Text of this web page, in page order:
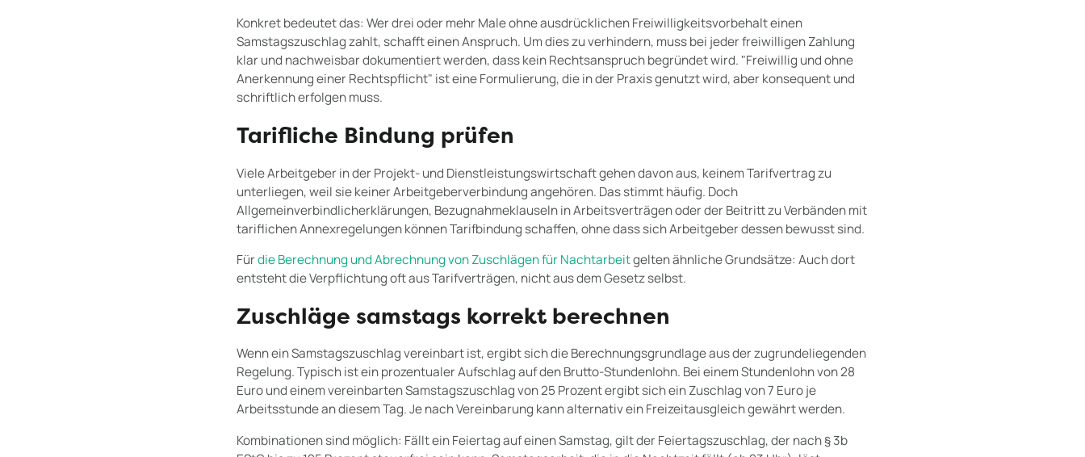
Konkret bedeutet das: Wer drei oder mehr Male ohne ausdrücklichen Freiwilligkeitsvorbehalt einen
Samstagszuschlag zahlt, schafft einen Anspruch. Um dies zu verhindern, muss bei jeder freiwilligen Zahlung
klar und nachweisbar dokumentiert werden, dass kein Rechtsanspruch begründet wird. "Freiwillig und ohne
Anerkennung einer Rechtspflicht" ist eine Formulierung, die in der Praxis genutzt wird, aber konsequent und
schriftlich erfolgen muss.
Tarifliche Bindung prüfen
Viele Arbeitgeber in der Projekt- und Dienstleistungswirtschaft gehen davon aus, keinem Tarifvertrag zu
unterliegen, weil sie keiner Arbeitgeberverbindung angehören. Das stimmt häufig. Doch
Allgemeinverbindlicherklärungen, Bezugnahmeklauseln in Arbeitsverträgen oder der Beitritt zu Verbänden mit
tariflichen Annexregelungen können Tarifbindung schaffen, ohne dass sich Arbeitgeber dessen bewusst sind.
Fürdie Berechnung und Abrechnung von Zuschlägen für Nachtarbeitgelten ähnliche Grundsätze: Auch dort
entsteht die Verpflichtung oft aus Tarifverträgen, nicht aus dem Gesetz selbst.
Zuschläge samstags korrekt berechnen
Wenn ein Samstagszuschlag vereinbart ist, ergibt sich die Berechnungsgrundlage aus der zugrundeliegenden
Regelung. Typisch ist ein prozentualer Aufschlag auf den Brutto-Stundenlohn. Bei einem Stundenlohn von 28
Euro und einem vereinbarten Samstagszuschlag von 25 Prozent ergibt sich ein Zuschlag von 7 Euro je
Arbeitsstunde an diesem Tag. Je nach Vereinbarung kann alternativ ein Freizeitausgleich gewährt werden.
Kombinationen sind möglich: Fällt ein Feiertag auf einen Samstag, gilt der Feiertagszuschlag, der nach § 3b